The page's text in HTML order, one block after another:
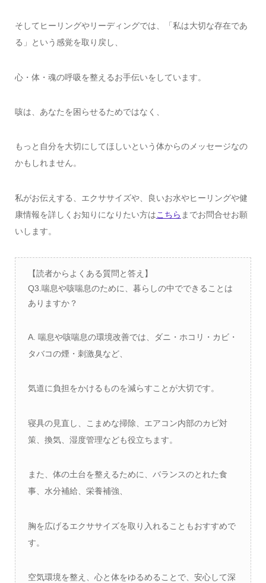
そしてヒーリングやリーディングでは、「私は大切な存在であ
る」という感覚を取り戻し、
心・体・魂の呼吸を整えるお手伝いをしています。
咳は、あなたを困らせるためではなく、
もっと自分を大切にしてほしいという体からのメッセージなの
かもしれません。
私がお伝えする、エクササイズや、良いお水やヒーリングや健
康情報を詳しくお知りになりたい方はこちら までお問合せお願
いします。
【読者からよくある質問と答え】
Q3.喘息や咳喘息のために、暮らしの中でできることは
ありますか？
A. 喘息や咳喘息の環境改善では、ダニ・ホコリ・カビ・
タバコの煙・刺激臭など、
気道に負担をかけるものを減らすことが大切です。
寝具の見直し、こまめな掃除、エアコン内部のカビ対
策、換気、湿度管理なども役立ちます。
また、体の土台を整えるために、バランスのとれた食
事、水分補給、栄養補強、
胸を広げるエクササイズを取り入れることもおすすめで
す。
空気環境を整え、心と体をゆるめることで、安心して深